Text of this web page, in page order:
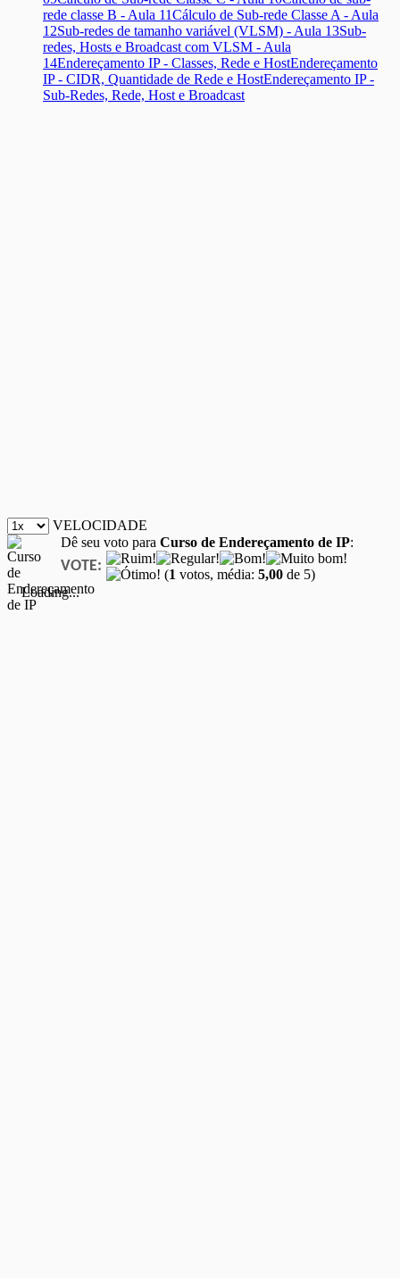
rede classe B - Aula 11Cálculo de Sub-rede Classe A - Aula
12Sub-redes de tamanho variável (VLSM) - Aula 13Sub-
redes, Hosts e Broadcast com VLSM - Aula
14Endereçamento IP - Classes, Rede e HostEndereçamento
IP - CIDR, Quantidade de Rede e HostEndereçamento IP -
Sub-Redes, Rede, Host e Broadcast
VELOCIDADE
Dê seu voto para Curso de Endereçamento de IP:
VOTE: (1 votos, média: 5,00 de 5)
Loading...